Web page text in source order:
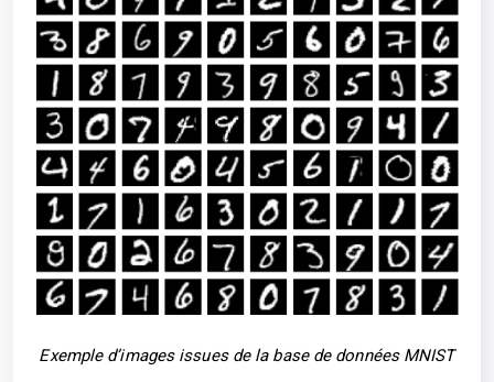
Exemple d’images issues de la base de données MNIST